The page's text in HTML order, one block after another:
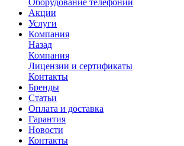
Оборудование телефонии
Акции
Услуги
Компания
Назад
Компания
Лицензии и сертификаты
Контакты
Бренды
Статьи
Оплата и доставка
Гарантия
Новости
Контакты